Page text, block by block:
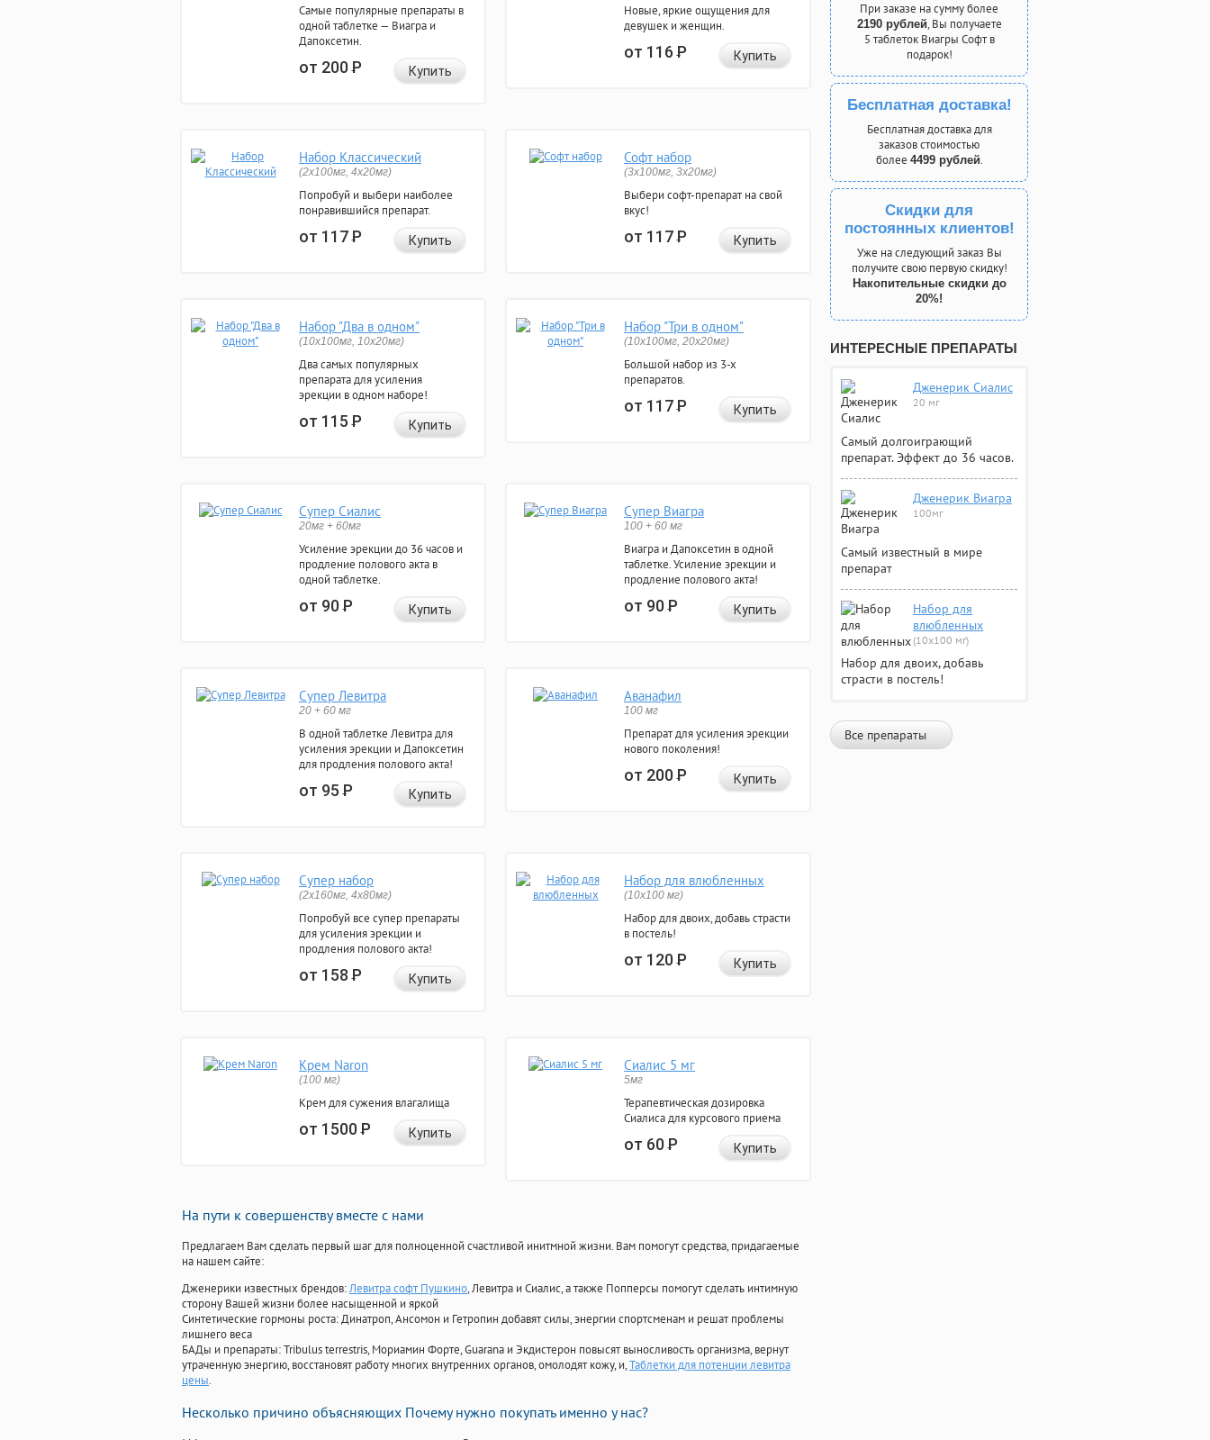
Самые популярные препараты в
одной таблетке — Виагра и
Дапоксетин.
от 200Р Купить
Новые, яркие ощущения для
девушек и женщин.
от 116Р Купить
Набор Классический
(2x100мг, 4x20мг)
Попробуй и выбери наиболее
понравившийся препарат.
от 117Р Купить
Софт набор
(3x100мг, 3x20мг)
Выбери софт-препарат на свой
вкус!
от 117Р Купить
Набор "Два в одном"
(10x100мг, 10x20мг)
Два самых популярных
препарата для усиления
эрекции в одном наборе!
от 115Р Купить
Набор "Три в одном"
(10x100мг, 20x20мг)
Большой набор из 3-х
препаратов.
от 117Р Купить
Супер Сиалис
20мг + 60мг
Усиление эрекции до 36 часов и
продление полового акта в
одной таблетке.
от 90Р Купить
Супер Виагра
100 + 60 мг
Виагра и Дапоксетин в одной
таблетке. Усиление эрекции и
продление полового акта!
от 90Р Купить
Супер Левитра
20 + 60 мг
В одной таблетке Левитра для
усиления эрекции и Дапоксетин
для продления полового акта!
от 95Р Купить
Аванафил
100 мг
Препарат для усиления эрекции
нового поколения!
от 200Р Купить
Супер набор
(2х160мг, 4х80мг)
Попробуй все супер препараты
для усиления эрекции и
продления полового акта!
от 158Р Купить
Набор для влюбленных
(10х100 мг)
Набор для двоих, добавь страсти
в постель!
от 120Р Купить
Крем Naron
(100 мг)
Крем для сужения влагалища
от 1500Р Купить
Сиалис 5 мг
5мг
Терапевтическая дозировка
Сиалиса для курсового приема
от 60Р Купить
На пути к совершенству вместе с нами
Предлагаем Вам сделать первый шаг для полноценной счастливой инитмной жизни. Вам помогут средства, придагаемые
на нашем сайте:
Дженерики известных брендов:Левитра софт Пушкино, Левитра и Сиалис, а также Попперсы помогут сделать интимную
сторону Вашей жизни более насыщенной и яркой
Синтетические гормоны роста: Динатроп, Ансомон и Гетропин добавят силы, энергии спортсменам и решат проблемы
лишнего веса
БАДы и препараты:Tribulus terrestris, Мориамин Форте, Guarana и Экдистерон повысят выносливость организма, вернут
утраченную энергию, восстановят работу многих внутренних органов, омолодят кожу, и,Таблетки для потенции левитра
цены.
Несколько причино объясняющих Почему нужно покупать именно у нас?
При заказе на сумму более
2190 рублей, Вы получаете
5 таблеток Виагры Софт в
подарок!
Бесплатная доставка!
Бесплатная доставка для
заказов стоимостью
более 4499 рублей.
Скидки для
постоянных клиентов!
Уже на следующий заказ Вы
получите свою первую скидку!
Накопительные скидки до
20%!
ИНТЕРЕСНЫЕ ПРЕПАРАТЫ
Дженерик Сиалис
20 мг
Самый долгоиграющий
препарат. Эффект до 36 часов.
Дженерик Виагра
100мг
Самый известный в мире
препарат
Набор для
влюбленных
(10х100 мг)
Набор для двоих, добавь
страсти в постель!
Все препараты